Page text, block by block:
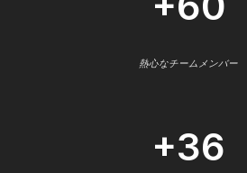
熱心なチームメンバー
+36